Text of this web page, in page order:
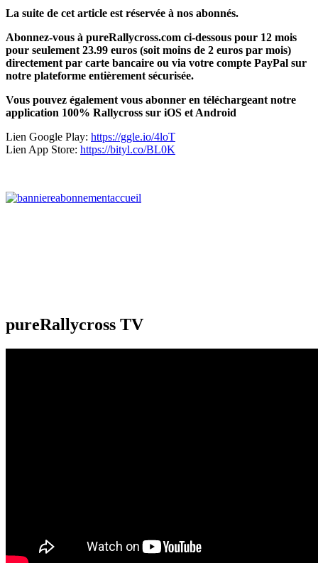
La suite de cet article est réservée à nos abonnés.
Abonnez-vous à pureRallycross.com ci-dessous pour 12 mois
pour seulement 23.99 euros (soit moins de 2 euros par mois)
directement par carte bancaire ou via votre compte PayPal sur
notre plateforme entièrement sécurisée.
Vous pouvez également vous abonner en téléchargeant notre
application 100% Rallycross sur iOS et Android
Lien Google Play: https://ggle.io/4loT
Lien App Store: https://bityl.co/BL0K
pureRallycross TV